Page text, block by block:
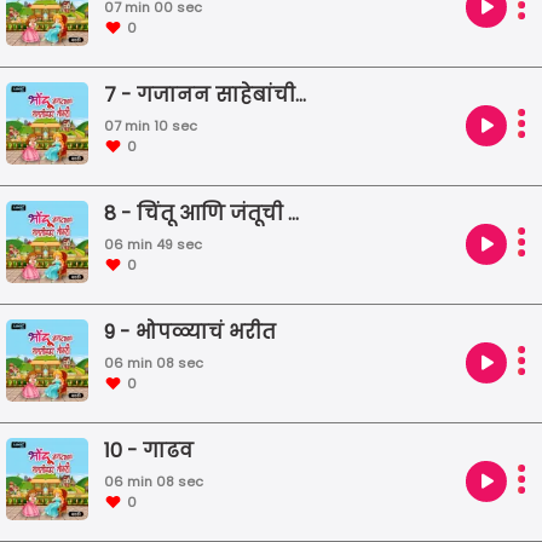
07 min 00 sec
0
7 - गजानन साहेबांची भेट
07 min 10 sec
0
8 - चिंतू आणि जंतूची योजना
06 min 49 sec
0
9 - भोपळ्याचं भरीत
06 min 08 sec
0
10 - गाढव
06 min 08 sec
0